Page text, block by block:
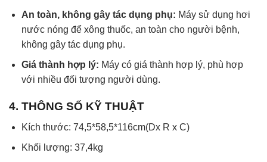
An toàn, không gây tác dụng phụ: Máy sử dụng hơi
nước nóng để xông thuốc, an toàn cho người bệnh,
không gây tác dụng phụ.
Giá thành hợp lý: Máy có giá thành hợp lý, phù hợp
với nhiều đối tượng người dùng.
4. THÔNG SỐ KỸ THUẬT
Kích thước: 74,5*58,5*116cm(Dx R x C)
Khối lượng: 37,4kg